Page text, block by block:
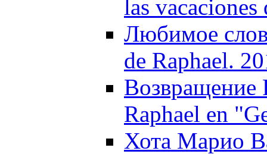
las
Любимое
de Raphael.
Возвращение
Raphael en
Хота Марио